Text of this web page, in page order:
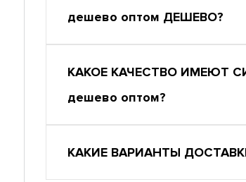
дешево оптом ДЕШЕВО?
КАКОЕ КАЧЕСТВО ИМЕЮТ
дешево оптом?
КАКИЕ ВАРИАНТЫ